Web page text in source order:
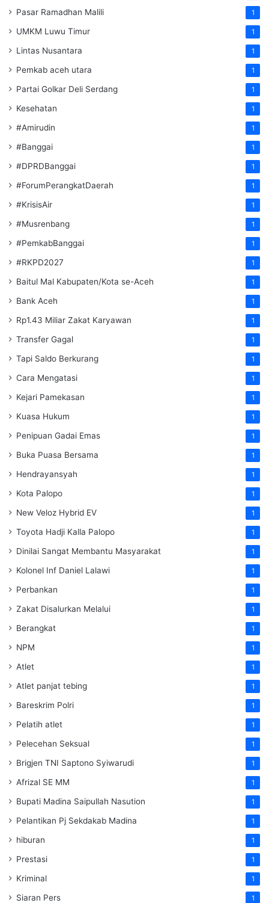
Pasar Ramadhan Malili 1
UMKM Luwu Timur 1
Lintas Nusantara 1
Pemkab aceh utara 1
Partai Golkar Deli Serdang 1
Kesehatan 1
#Amirudin 1
#Banggai 1
#DPRDBanggai 1
#ForumPerangkatDaerah 1
#KrisisAir 1
#Musrenbang 1
#PemkabBanggai 1
#RKPD2027 1
Baitul Mal Kabupaten/Kota se-Aceh 1
Bank Aceh 1
Rp1.43 Miliar Zakat Karyawan 1
Transfer Gagal 1
Tapi Saldo Berkurang 1
Cara Mengatasi 1
Kejari Pamekasan 1
Kuasa Hukum 1
Penipuan Gadai Emas 1
Buka Puasa Bersama 1
Hendrayansyah 1
Kota Palopo 1
New Veloz Hybrid EV 1
Toyota Hadji Kalla Palopo 1
Dinilai Sangat Membantu Masyarakat 1
Kolonel Inf Daniel Lalawi 1
Perbankan 1
Zakat Disalurkan Melalui 1
Berangkat 1
NPM 1
Atlet 1
Atlet panjat tebing 1
Bareskrim Polri 1
Pelatih atlet 1
Pelecehan Seksual 1
Brigjen TNI Saptono Syiwarudi 1
Afrizal SE MM 1
Bupati Madina Saipullah Nasution 1
Pelantikan Pj Sekdakab Madina 1
hiburan 1
Prestasi 1
Kriminal 1
Siaran Pers 1